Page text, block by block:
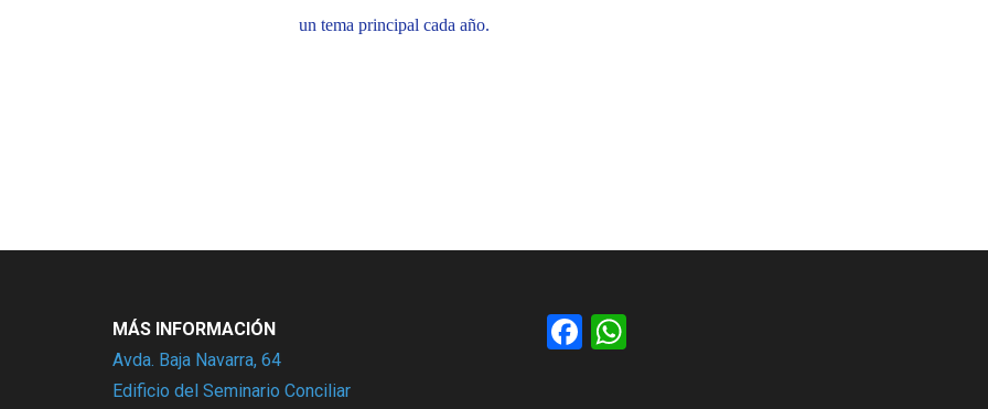
un tema principal cada año.
MÁS INFORMACIÓN
Avda. Baja Navarra, 64
Edificio del Seminario Conciliar
Facebook
WhatsApp